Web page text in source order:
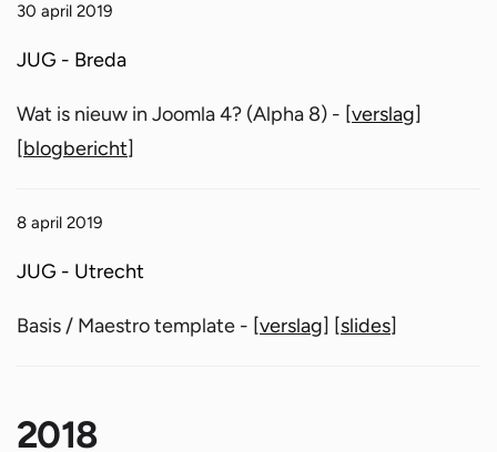
30 april 2019
JUG - Breda
Wat is nieuw in Joomla 4? (Alpha 8) - [verslag]
[blogbericht]
8 april 2019
JUG - Utrecht
Basis / Maestro template - [verslag] [slides]
2018